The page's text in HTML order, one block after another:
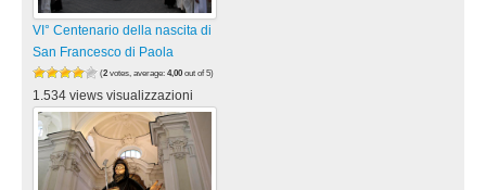
VI° Centenario della nascita di
San Francesco di Paola
(2 votes, average: 4,00 out of 5)
1.534 views visualizzazioni